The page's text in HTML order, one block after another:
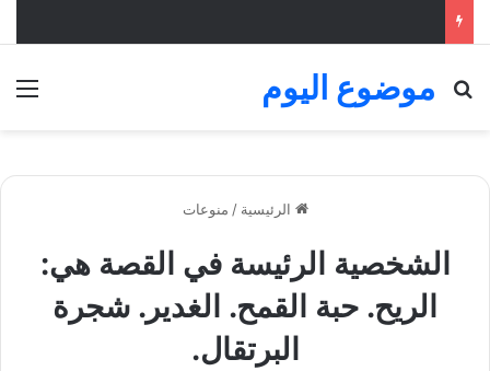
موضوع اليوم
بحث عن
الرئيسية / منوعات
الشخصية الرئيسة في القصة هي:
الريح. حبة القمح. الغدير. شجرة
البرتقال.